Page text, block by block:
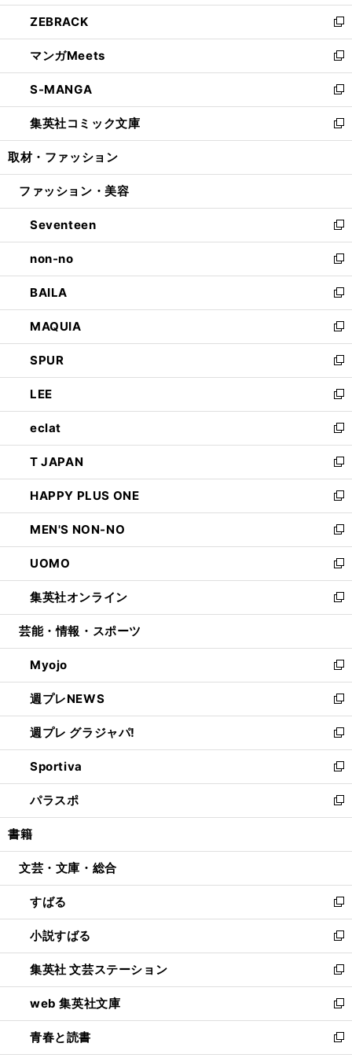
開
く
ウ
で
開
く
ン
ド
ウ
で
開
く
ウ
ィ
ン
ド
ウ
で
開
く
し
い
ウ
ィ
ン
ド
ウ
で
開
ZEBRACK
新
し
い
ウ
ィ
ン
ド
ウ
開
マンガMeets
新
し
い
ウ
ィ
ン
ウ
開
く
S-MANGA
新
し
い
ウ
ン
ウ
で
開
く
集英社コミック文庫
新
し
ウ
ン
ド
ウ
で
開
く
取材・ファッション
ファッション・美容
Seventeen
新
し
い
ウ
ィ
ン
ド
ウ
で
開
く
non-no
新
し
い
ウ
ィ
ン
ド
ウ
で
開
く
BAILA
新
し
い
ウ
ィ
ン
ド
ウ
で
開
く
MAQUIA
新
し
い
ウ
ィ
ン
ド
ウ
で
開
く
SPUR
新
し
い
ウ
ィ
ン
ド
ウ
で
開
く
LEE
新
し
い
ウ
ィ
ン
ド
ウ
で
開
く
eclat
新
し
い
ウ
ィ
ン
ド
ウ
で
開
く
T JAPAN
新
し
い
ウ
ィ
ン
ド
ウ
で
開
HAPPY PLUS ONE
新
し
い
ウ
ィ
ン
ド
ウ
開
く
MEN'S NON-NO
新
し
い
ウ
ィ
ン
ウ
で
開
く
UOMO
新
し
い
ウ
ン
ド
ウ
で
開
く
集英社オンライン
新
し
ウ
ィ
ン
ド
ウ
で
開
く
芸能・情報・スポーツ
Myojo
新
し
い
ウ
ィ
ン
ド
ウ
で
開
週プレNEWS
新
し
い
ウ
ィ
ン
ド
ウ
開
週プレ グラジャパ!
新
し
い
ウ
ィ
ン
ウ
開
く
Sportiva
新
し
い
ウ
ン
ウ
で
開
く
パラスポ
新
し
ウ
ン
ド
ウ
で
開
く
書籍
文芸・文庫・総合
すばる
新
し
い
ウ
ィ
ン
ド
ウ
で
開
小説すばる
新
し
い
ウ
ィ
ン
ド
ウ
集英社 文芸ステーション
新
し
い
ウ
ィ
web 集英社文庫
新
し
い
青春と読書
新